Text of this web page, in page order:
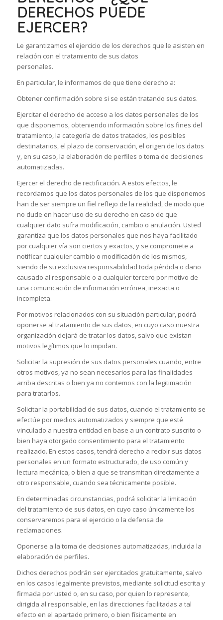
DERECHOS PUEDE
EJERCER?
Le garantizamos el ejercicio de los derechos que le asisten en
relación con el tratamiento de sus datos
personales.
En particular, le informamos de que tiene derecho a:
Obtener confirmación sobre si se están tratando sus datos.
Ejercitar el derecho de acceso a los datos personales de los
que disponemos, obteniendo información sobre los fines del
tratamiento, la categoría de datos tratados, los posibles
destinatarios, el plazo de conservación, el origen de los datos
y, en su caso, la elaboración de perfiles o toma de decisiones
automatizadas.
Ejercer el derecho de rectificación. A estos efectos, le
recordamos que los datos personales de los que disponemos
han de ser siempre un fiel reflejo de la realidad, de modo que
no dude en hacer uso de su derecho en caso de que
cualquier dato sufra modificación, cambio o anulación. Usted
garantiza que los datos personales que nos haya facilitado
por cualquier vía son ciertos y exactos, y se compromete a
notificar cualquier cambio o modificación de los mismos,
siendo de su exclusiva responsabilidad toda pérdida o daño
causado al responsable o a cualquier tercero por motivo de
una comunicación de información errónea, inexacta o
incompleta.
Por motivos relacionados con su situación particular, podrá
oponerse al tratamiento de sus datos, en cuyo caso nuestra
organización dejará de tratar los datos, salvo que existan
motivos legítimos que lo impidan.
Solicitar la supresión de sus datos personales cuando, entre
otros motivos, ya no sean necesarios para las finalidades
arriba descritas o bien ya no contemos con la legitimación
para tratarlos.
Solicitar la portabilidad de sus datos, cuando el tratamiento se
efectúe por medios automatizados y siempre que esté
vinculado a nuestra entidad en base a un contrato suscrito o
bien haya otorgado consentimiento para el tratamiento
realizado. En estos casos, tendrá derecho a recibir sus datos
personales en un formato estructurado, de uso común y
lectura mecánica, o bien a que se transmitan directamente a
otro responsable, cuando sea técnicamente posible.
En determinadas circunstancias, podrá solicitar la limitación
del tratamiento de sus datos, en cuyo caso únicamente los
conservaremos para el ejercicio o la defensa de
reclamaciones.
Oponerse a la toma de decisiones automatizadas, incluida la
elaboración de perfiles.
Dichos derechos podrán ser ejercitados gratuitamente, salvo
en los casos legalmente previstos, mediante solicitud escrita y
firmada por usted o, en su caso, por quien lo represente,
dirigida al responsable, en las direcciones facilitadas a tal
efecto en el apartado primero, o bien físicamente en